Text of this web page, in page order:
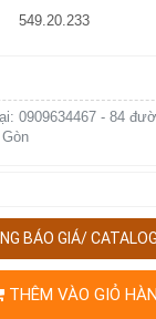
549.20.233
0909634467 - 84
BÁO GIÁ/
THÊM VÀO GIỎ